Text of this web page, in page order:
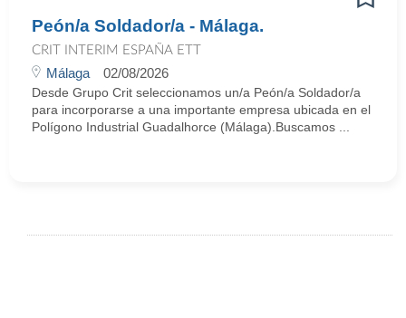
Peón/a Soldador/a - Málaga.
CRIT INTERIM ESPAÑA ETT
Málaga 02/08/2026
Desde Grupo Crit seleccionamos un/a Peón/a Soldador/a
para incorporarse a una importante empresa ubicada en el
Polígono Industrial Guadalhorce (Málaga).Buscamos ...